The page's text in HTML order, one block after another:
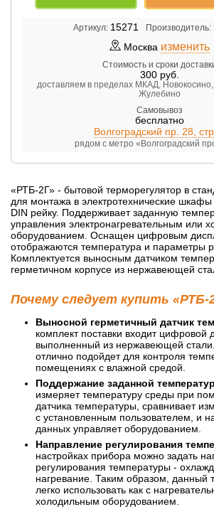
Артикул: 15271 Производитель:
Москва изменить
Стоимость и сроки
300руб.
доставляем в пределах МКАД,
Жулебино
Самовывоз
бесплатно
Волгоградский пр. 28,
рядом с метро «Волгоградский
«РТБ-2Г» - бытовой терморегулятор в
для монтажа в электротехнические
DIN рейку. Поддерживает заданную
управления электронагревательным или
оборудованием. Оснащен цифровым
отображаются температура и параметры
Комплектуется выносным датчиком
герметичном корпусе из нержавеющей
Почему следует купить «РТБ-
Выносной герметичный датчик
комплект поставки входит цифровой
выполненный из нержавеющей
отлично подойдет для контроля
помещениях с влажной средой.
Поддержание заданной
измеряет температуру среды при
датчика температуры, сравнивает
с установленным пользователем, и
данных управляет оборудованием.
Направление регулирования
настройках прибора можно задать
регулирования температуры -
нагревание. Таким образом, данный
легко использовать как с
холодильным оборудованием.